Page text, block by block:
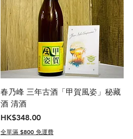
春乃峰 三年古酒「甲賀風姿」秘藏
酒 清酒
價格
HK$348.00
全單滿 $800 免運費